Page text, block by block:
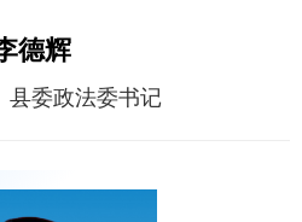
德辉
县委政法委书记